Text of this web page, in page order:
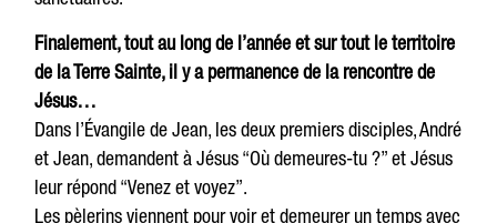
Finalement, tout au long de l’année et sur tout le territoire
de la Terre Sainte, il y a permanence de la rencontre de
Jésus…
Dans l’Évangile de Jean, les deux premiers disciples, André
et Jean, demandent à Jésus “Où demeures-tu ?” et Jésus
leur répond “Venez et voyez”.
Les pèlerins viennent pour voir et demeurer un temps avec